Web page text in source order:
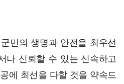
민의 생명과 안전을 최우선
나 신뢰할 수 있는 신속하고
에 최선을 다할 것을 약속드